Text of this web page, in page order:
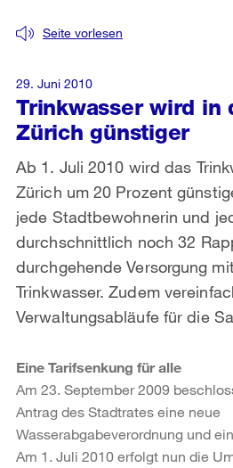
Trinkwasser wird in
Zürich günstiger
Seite vorlesen
Ab 1. Juli 2010 wird das
Zürich um 20 Prozent
jede Stadtbewohnerin und
durchschnittlich noch 32
durchgehende Versorgung
Trinkwasser. Zudem
Verwaltungsabläufe für die
29. Juni 2010
Eine Tarifsenkung für alle
Am 23. September 2009
Antrag des Stadtrates eine neue
Wasserabgabeverordnung und
Am 1. Juli 2010 erfolgt nun die